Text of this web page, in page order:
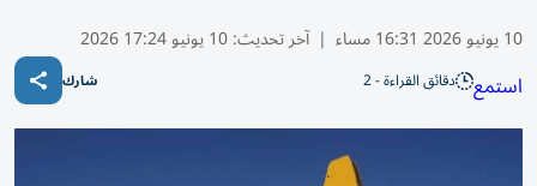
10 يونيو 2026 16:31 مساء | آخر تحديث:10 يونيو 17:24 2026
استمع دقائق القراءة - 2 شارك